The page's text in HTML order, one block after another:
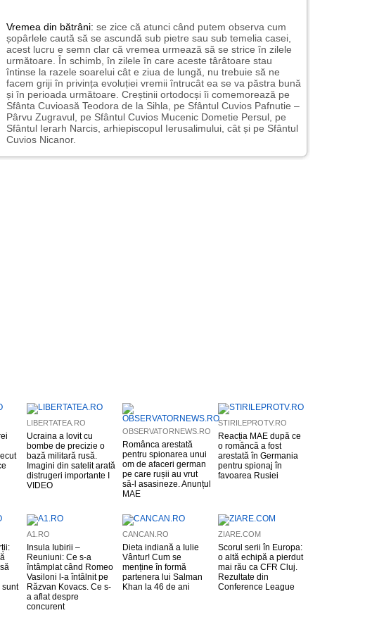
Vremea din bătrâni: se zice că atunci când putem observa cum
șopârlele caută să se ascundă sub pietre sau sub temelia casei,
acest lucru e semn clar că vremea urmează să se strice în zilele
următoare. În schimb, în zilele în care aceste târâtoare stau
întinse la razele soarelui cât e ziua de lungă, nu trebuie să ne
facem griji în privința evoluției vremii întrucât ea se va păstra bună
și în perioada următoare. Creștinii ortodocși îi comemorează pe
Sfânta Cuvioasă Teodora de la Sihla, pe Sfântul Cuvios Pafnutie –
Pârvu Zugravul, pe Sfântul Cuvios Mucenic Dometie Persul, pe
Sfântul Ierarh Narcis, arhiepiscopul Ierusalimului, cât și pe Sfântul
Cuvios Nicanor.
LIBERTATEA.RO
Ucraina a lovit cu
bombe de precizie o
bază militară rusă.
Imagini din satelit arată
distrugeri importante I
VIDEO
OBSERVATORNEWS.RO
Românca arestată
pentru spionarea unui
om de afaceri german
pe care rușii au vrut
să-l asasineze. Anunțul
MAE
STIRILEPROTV.RO
Reacția MAE după ce
o româncă a fost
arestată în Germania
pentru spionaj în
favoarea Rusiei
sunt
A1.RO
Insula Iubirii –
Reuniuni: Ce s-a
întâmplat când Romeo
Vasiloni l-a întâlnit pe
Răzvan Kovacs. Ce s-
a aflat despre
concurent
CANCAN.RO
Dieta indiană a Iulie
Vântur! Cum se
menține în formă
partenera lui Salman
Khan la 46 de ani
ZIARE.COM
Scorul serii în Europa:
o altă echipă a pierdut
mai rău ca CFR Cluj.
Rezultate din
Conference League